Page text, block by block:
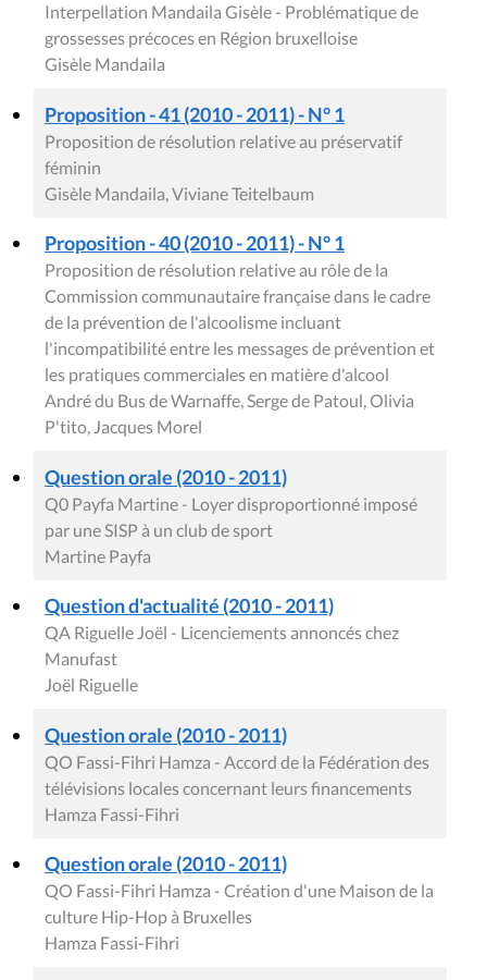
Interpellation Mandaila Gisèle - Problématique de
grossesses précoces en Région bruxelloise
Gisèle Mandaila
Proposition - 41 (2010 - 2011) - N° 1
Proposition de résolution relative au préservatif
féminin
Gisèle Mandaila, Viviane Teitelbaum
Proposition - 40 (2010 - 2011) - N° 1
Proposition de résolution relative au rôle de la
Commission communautaire française dans le cadre
de la prévention de l'alcoolisme incluant
l'incompatibilité entre les messages de prévention et
les pratiques commerciales en matière d'alcool
André du Bus de Warnaffe, Serge de Patoul, Olivia
P'tito, Jacques Morel
Question orale (2010 - 2011)
Q0 Payfa Martine - Loyer disproportionné imposé
par une SISP à un club de sport
Martine Payfa
Question d'actualité (2010 - 2011)
QA Riguelle Joël - Licenciements annoncés chez
Manufast
Joël Riguelle
Question orale (2010 - 2011)
QO Fassi-Fihri Hamza - Accord de la Fédération des
télévisions locales concernant leurs financements
Hamza Fassi-Fihri
Question orale (2010 - 2011)
QO Fassi-Fihri Hamza - Création d'une Maison de la
culture Hip-Hop à Bruxelles
Hamza Fassi-Fihri